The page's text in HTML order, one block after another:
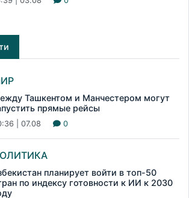
Ташкентом и Манчестером могут
прямые рейсы
| 07.08 0
планирует войти в топ-50
по индексу готовности к ИИ к 2030